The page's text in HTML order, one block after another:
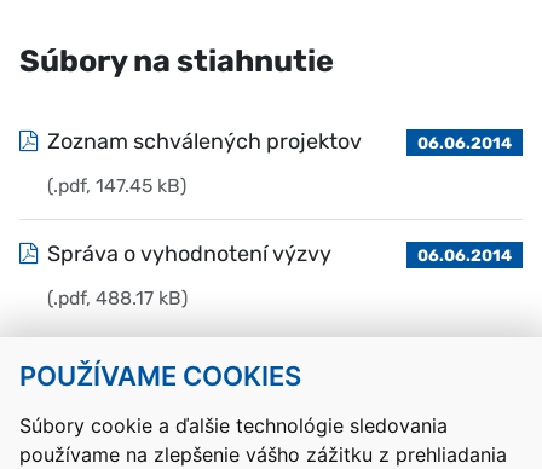
POUŽÍVAME COOKIES
Súbory cookie a ďalšie technológie sledovania
používame na zlepšenie vášho zážitku z prehliadania
Súbory na stiahnutie
Zoznam schválených projektov
(.pdf, 147.45 kB)
06.06.2014
Správa o vyhodnotení výzvy
(.pdf, 488.17 kB)
06.06.2014
Kontakty Mapa stránky RSS Vyhlásenie o prístupnosti